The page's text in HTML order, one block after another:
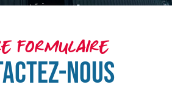
formulaire
NOUS